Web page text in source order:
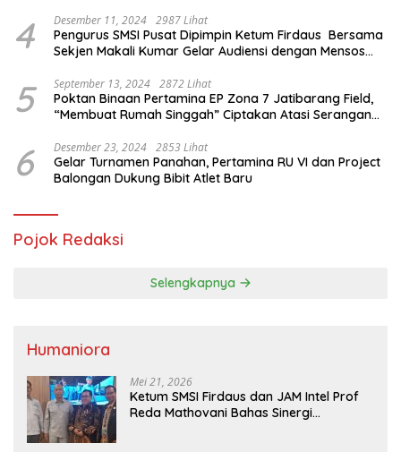
4 Desember 11, 2024 2987 Lihat
Pengurus SMSI Pusat Dipimpin Ketum Firdaus Bersama
Sekjen Makali Kumar Gelar Audiensi dengan Mensos
5 September 13, 2024 2872 Lihat
Poktan Binaan Pertamina EP Zona 7 Jatibarang Field,
“Membuat Rumah Singgah” Ciptakan Atasi Serangan
6 Desember 23, 2024 2853 Lihat
Gelar Turnamen Panahan, Pertamina RU VI dan Project
Balongan Dukung Bibit Atlet Baru
Pojok Redaksi
Selengkapnya
Humaniora
Mei 21, 2026
Ketum SMSI Firdaus dan JAM Intel Prof
Reda Mathovani Bahas Sinergi